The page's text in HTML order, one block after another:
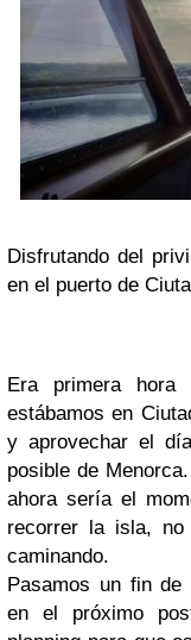
Disfrutando del
en el puerto de
Era primera
estábamos en
y aprovechar el
posible de
ahora sería el
recorrer la isla,
caminando.
Pasamos un fin de
en el próximo